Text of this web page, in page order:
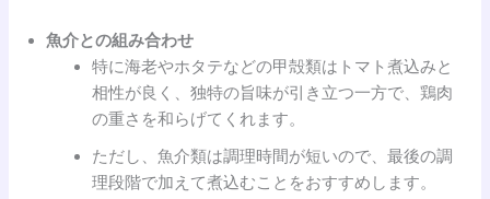
魚介との組み合わせ
特に海老やホタテなどの甲殻類はトマト煮込みと
相性が良く、独特の旨味が引き立つ一方で、鶏肉
の重さを和らげてくれます。
ただし、魚介類は調理時間が短いので、最後の調
理段階で加えて煮込むことをおすすめします。